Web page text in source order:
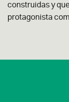
construidas y
protagonista